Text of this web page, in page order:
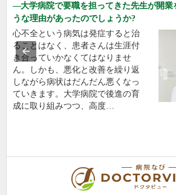
大学病院で要職を担ってきた先生が開業
うな理由があったのでしょうか?
心不全という病気は発症すると治
ることはなく、患者さんは生涯付
き合っていかなくてはなりませ
ん。しかも、悪化と改善を繰り返
しながら病状はだんだん悪くなっ
ていきます。大学病院で後進の育
成に取り組みつつ、高度…